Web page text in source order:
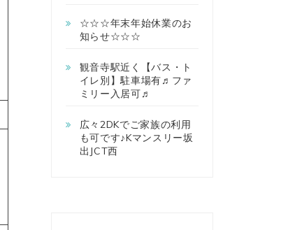
☆☆☆年末年始休業のお
知らせ☆☆☆
観音寺駅近く【バス・ト
イレ別】駐車場有♬ファ
ミリー入居可♬
広々2DKでご家族の利用
も可です♪Kマンスリー坂
出JCT西